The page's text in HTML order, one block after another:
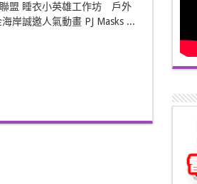
盟 睡衣小英雄工作坊 戶外
誠邀人氣動畫 PJ Masks ...